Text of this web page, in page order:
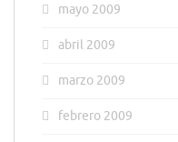
mayo 2009
abril 2009
marzo 2009
febrero 2009